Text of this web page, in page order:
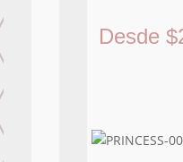
Desde $